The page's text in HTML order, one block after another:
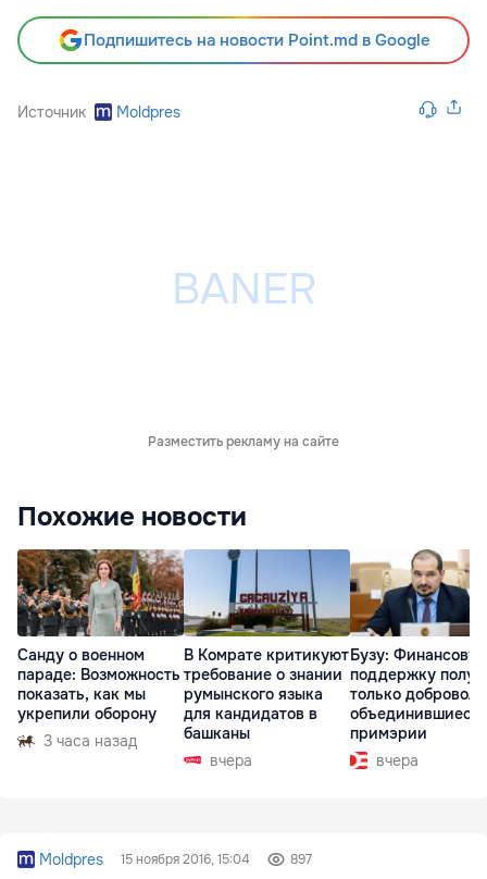
Подпишитесь на новости Point.md в Google
Источник Moldpres
Разместить рекламу на сайте
Похожие новости
Санду о военном
параде: Возможность
показать, как мы
укрепили оборону
3 часа назад
В Комрате критикуют
требование о знании
румынского языка
для кандидатов в
башканы
вчера
Бузу:
поддержку
только
объединившиеся
примэрии
вчера
Moldpres 15 ноября 2016, 15:04 897